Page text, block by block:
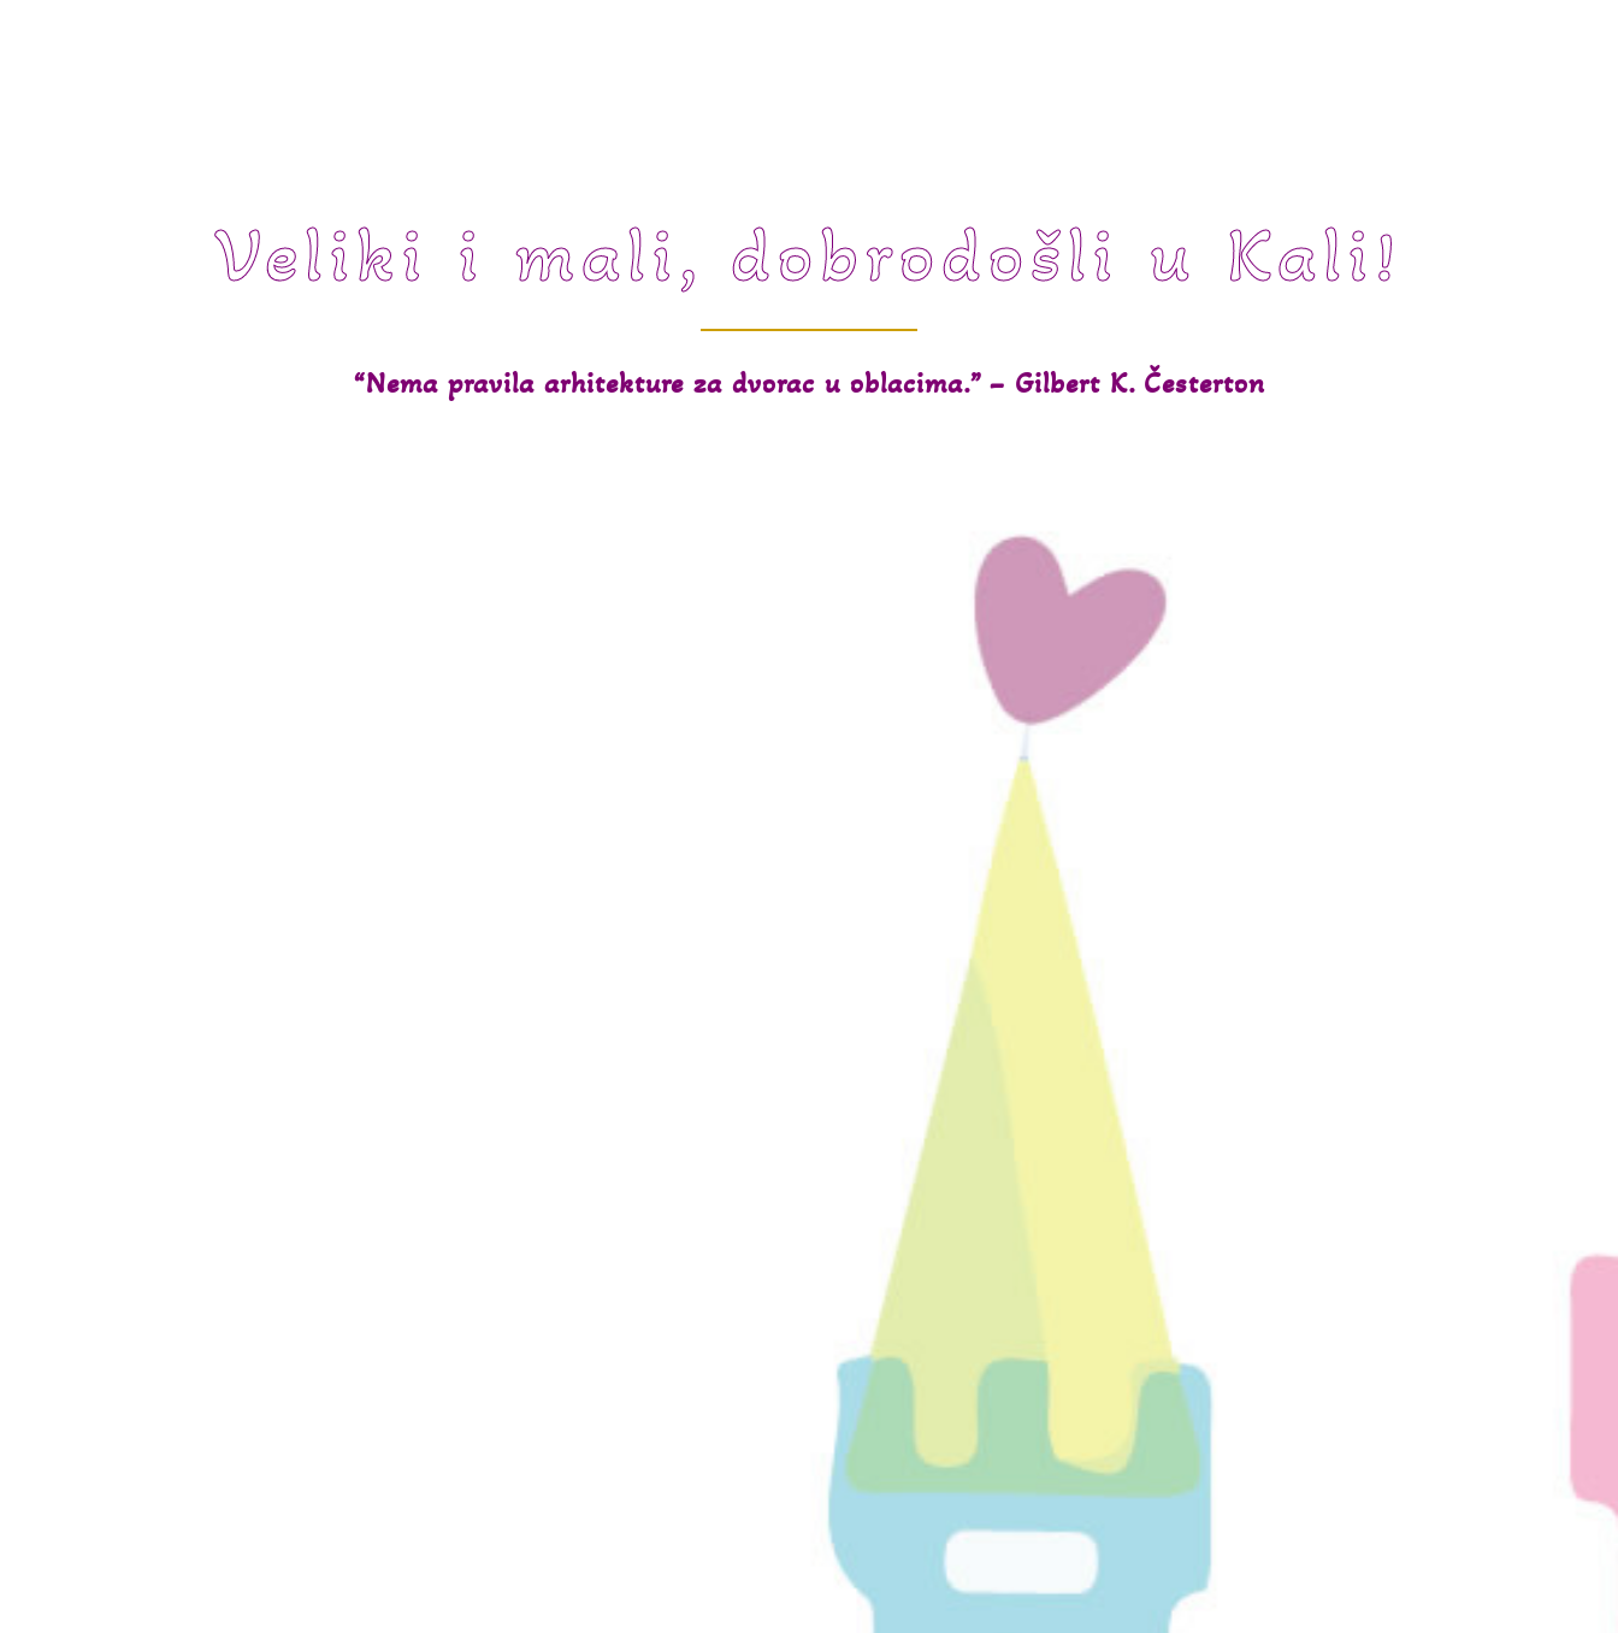
Veliki i mali, dobrodošli u Kali!
“Nema pravila arhitekture za dvorac u oblacima.” – Gilbert K. Česterton